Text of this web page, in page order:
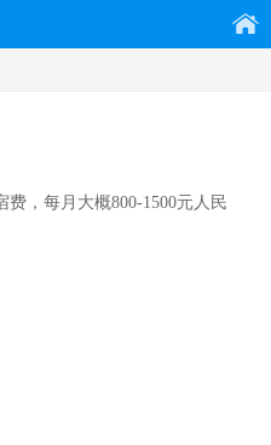
，每月大概800-1500元人民